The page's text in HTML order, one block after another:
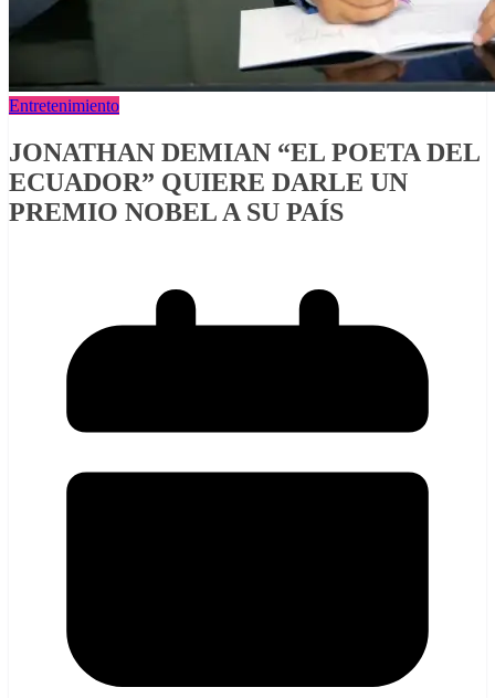
Entretenimiento
JONATHAN DEMIAN “EL POETA DEL
ECUADOR” QUIERE DARLE UN
PREMIO NOBEL A SU PAÍS